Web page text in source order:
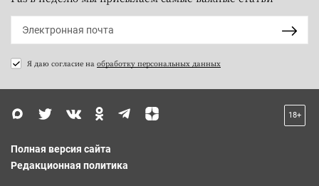
Я даю согласие на обработку персональных данных
18+
Полная версия сайта
Редакционная политика